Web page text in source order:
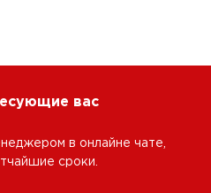
вас
в онлайне чате,
сроки.